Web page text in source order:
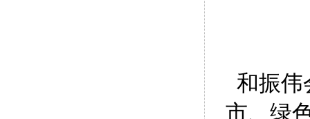
和振伟
市、绿